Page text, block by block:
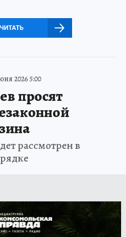
2026 5:00
просят
рассмотрен в